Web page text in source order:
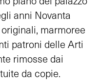
anni Novanta
marmoree
patroni delle Arti
rimosse dai
da copie.